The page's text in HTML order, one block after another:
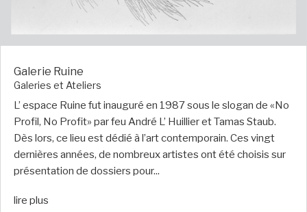
Galerie Ruine
Galeries et Ateliers
L’ espace Ruine fut inauguré en 1987 sous le slogan de «No
Profil, No Profit» par feu André L’ Huillier et Tamas Staub.
Dès lors, ce lieu est dédié à l’art contemporain. Ces vingt
dernières années, de nombreux artistes ont été choisis sur
présentation de dossiers pour...
lire plus